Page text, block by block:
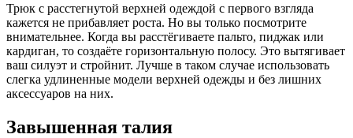
Трюк с расстегнутой верхней одеждой с первого взгляда
кажется не прибавляет роста. Но вы только посмотрите
внимательнее. Когда вы расстёгиваете пальто, пиджак или
кардиган, то создаёте горизонтальную полосу. Это вытягивает
ваш силуэт и стройнит. Лучше в таком случае использовать
слегка удлиненные модели верхней одежды и без лишних
аксессуаров на них.
Завышенная талия